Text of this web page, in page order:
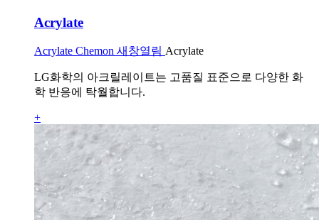
Acrylate
Acrylate Chemon 새창열림 Acrylate
LG화학의 아크릴레이트는 고품질 표준으로 다양한 화
학 반응에 탁월합니다.
+